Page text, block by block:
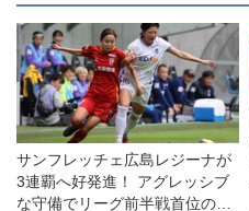
サンフレッチェ広島レジーナが
3連覇へ好発進！ アグレッシブ
な守備でリーグ前半戦首位の